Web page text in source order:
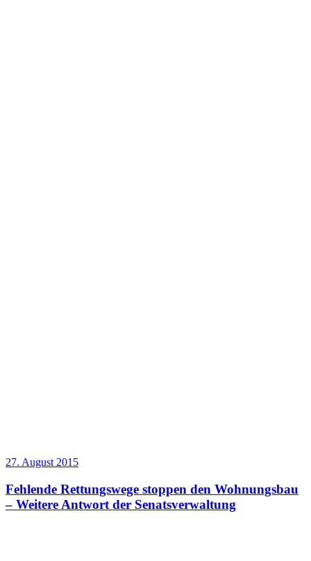
27. August 2015
Fehlende Rettungswege stoppen den Wohnungsbau
– Weitere Antwort der Senatsverwaltung